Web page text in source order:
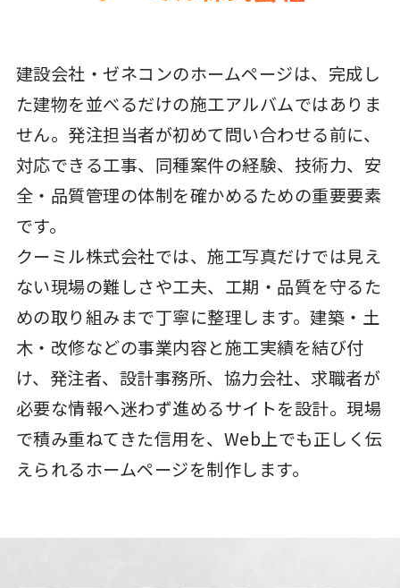
建設会社・ゼネコンのホームページは、完成し
た建物を並べるだけの施工アルバムではありま
せん。発注担当者が初めて問い合わせる前に、
対応できる工事、同種案件の経験、技術力、安
全・品質管理の体制を確かめるための重要要素
です。
クーミル株式会社では、施工写真だけでは見え
ない現場の難しさや工夫、工期・品質を守るた
めの取り組みまで丁寧に整理します。建築・土
木・改修などの事業内容と施工実績を結び付
け、発注者、設計事務所、協力会社、求職者が
必要な情報へ迷わず進めるサイトを設計。現場
で積み重ねてきた信用を、Web上でも正しく伝
えられるホームページを制作します。